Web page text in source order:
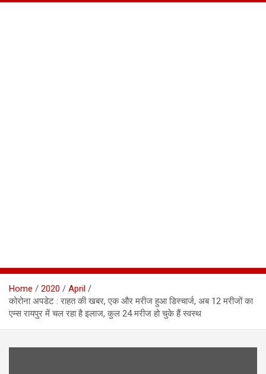
Home 2020
April
कोरोना अपडेट : राहत की खबर, एक और मरीज हुआ डिस्चार्ज, अब 12 मरीजों का
एम्स रायपुर में चल रहा है इलाज, कुल 24 मरीज हो चुके हैं स्वस्थ